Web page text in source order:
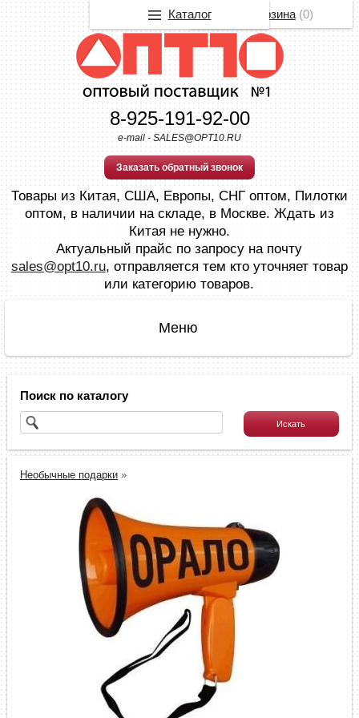
8-925-191-92-00
e-mail - SALES@OPT10.RU
Заказать обратный звонок
Товары из Китая, США, Европы, СНГ оптом, Пилотки
оптом, в наличии на складе, в Москве. Ждать из
Китая не нужно.
Актуальный прайс по запросу на почту
sales@opt10.ru, отправляется тем кто уточняет товар
или категорию товаров.
Поиск по каталогу
Необычные подарки »
Корзина(0)
Каталог